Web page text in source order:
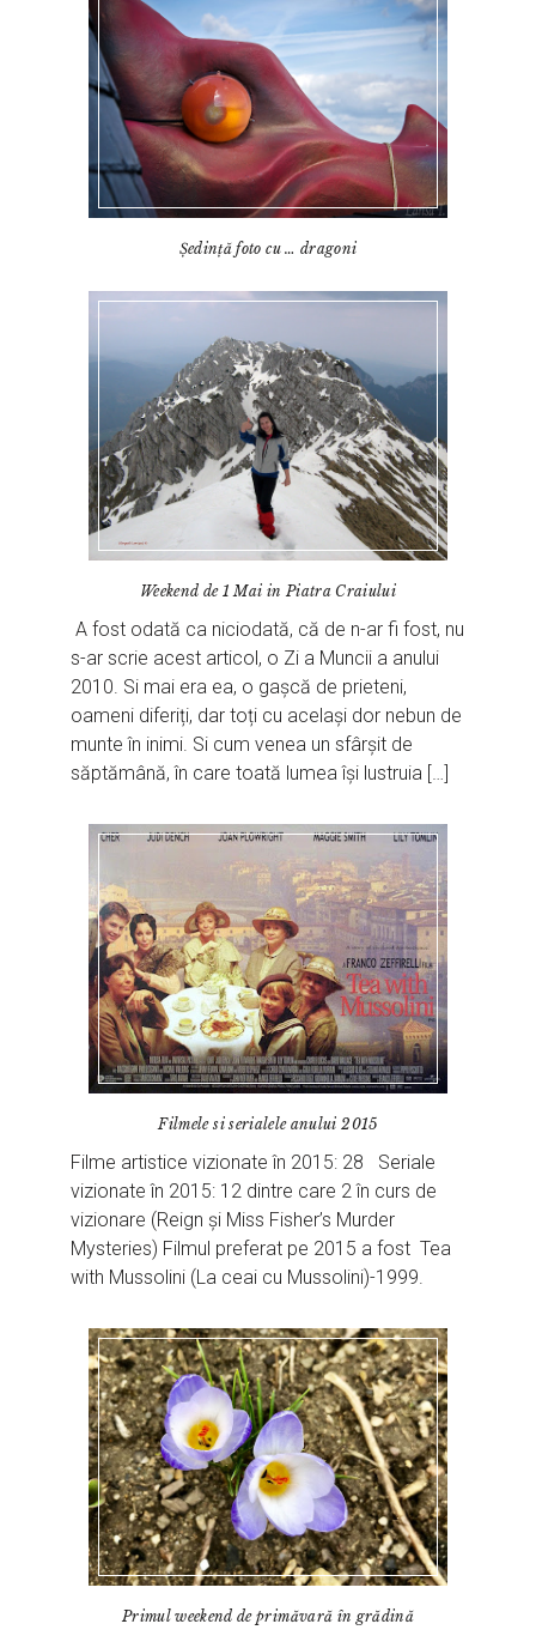
Ședință foto cu … dragoni
Weekend de 1 Mai in Piatra Craiului
A fost odată ca niciodată, că de n-ar fi fost, nu
s-ar scrie acest articol, o Zi a Muncii a anului
2010. Si mai era ea, o gașcă de prieteni,
oameni diferiți, dar toți cu același dor nebun de
munte în inimi. Si cum venea un sfârșit de
săptămână, în care toată lumea își lustruia […]
Filmele si serialele anului 2015
Filme artistice vizionate în 2015: 28 Seriale
vizionate în 2015: 12 dintre care 2 în curs de
vizionare (Reign și Miss Fisher’s Murder
Mysteries) Filmul preferat pe 2015 a fost Tea
with Mussolini (La ceai cu Mussolini)-1999.
Primul weekend de primăvară în grădină